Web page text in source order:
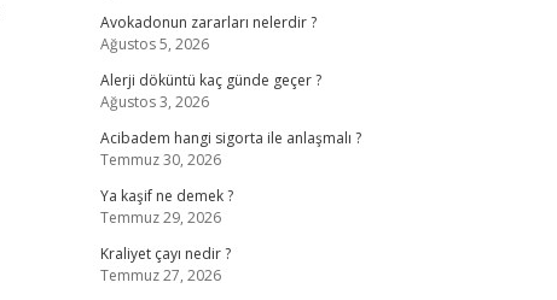
Avokadonun zararları nelerdir ?
Ağustos 5, 2026
Alerji döküntü kaç günde geçer ?
Ağustos 3, 2026
Acibadem hangi sigorta ile anlaşmalı ?
Temmuz 30, 2026
Ya kaşif ne demek ?
Temmuz 29, 2026
Kraliyet çayı nedir ?
Temmuz 27, 2026